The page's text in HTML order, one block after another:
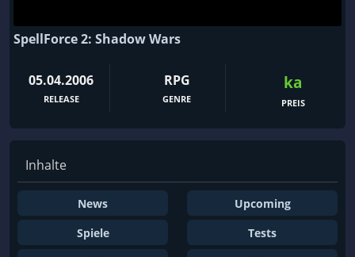
SpellForce 2: Shadow Wars
05.04.2006
RELEASE
RPG
GENRE
ka
PREIS
Inhalte
News
Upcoming
Spiele
Tests